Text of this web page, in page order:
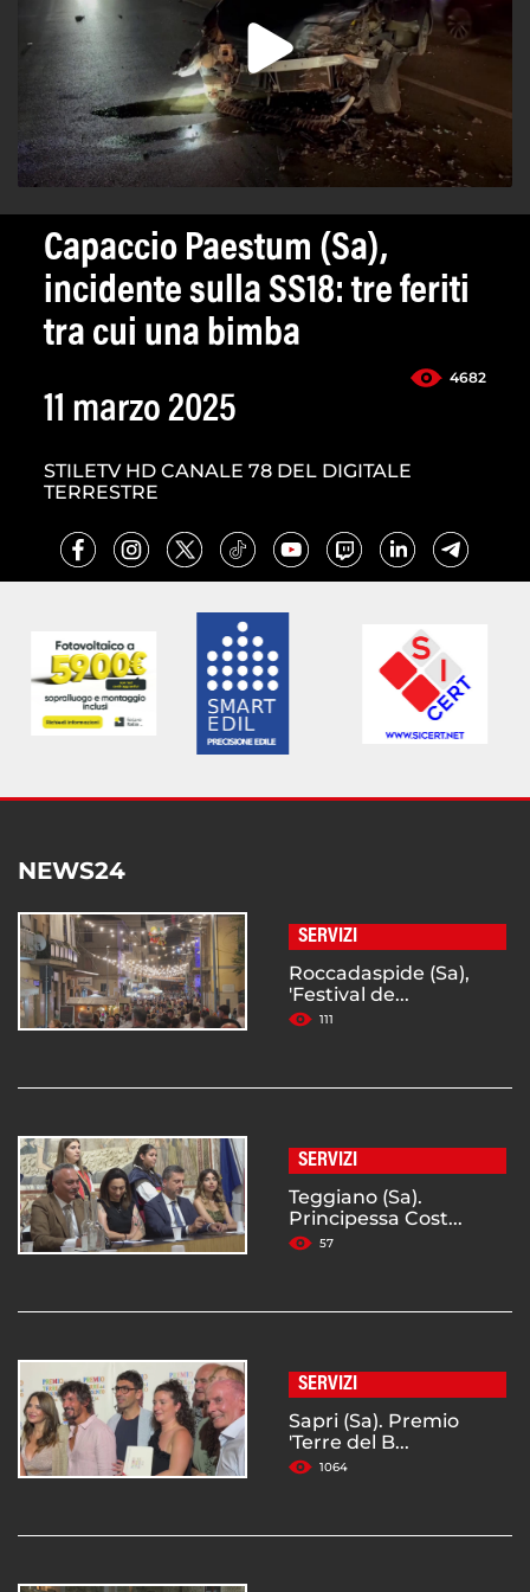
Capaccio Paestum (Sa),
incidente sulla SS18: tre feriti
tra cui una bimba
4682
11 marzo 2025
STILETV HD CANALE 78 DEL DIGITALE
TERRESTRE
NEWS24
SERVIZI
Roccadaspide (Sa),
'Festival de...
111
SERVIZI
Teggiano (Sa).
Principessa Cost...
57
SERVIZI
Sapri (Sa). Premio
'Terre del B...
1064